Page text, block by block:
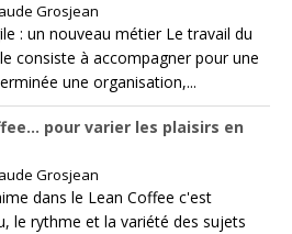
Grosjean
: un nouveau métier Le travail du
consiste à accompagner pour une
une organisation,...
pour varier les plaisirs en
Grosjean
dans le Lean Coffee c'est
le rythme et la variété des sujets